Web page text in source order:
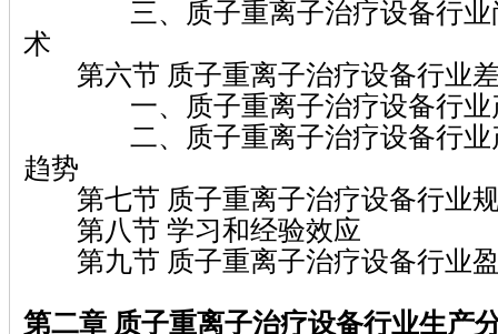
三、质子重离子治疗设备行业
术
第六节 质子重离子治疗设备行业
一、质子重离子治疗设备行业
二、质子重离子治疗设备行业
趋势
第七节 质子重离子治疗设备行业
第八节 学习和经验效应
第九节 质子重离子治疗设备行业
第二章 质子重离子治疗设备行业生产